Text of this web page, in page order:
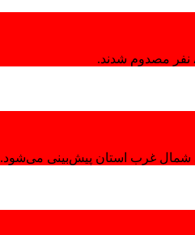
شمال غرب استان پیش‌بینی می‌شود.